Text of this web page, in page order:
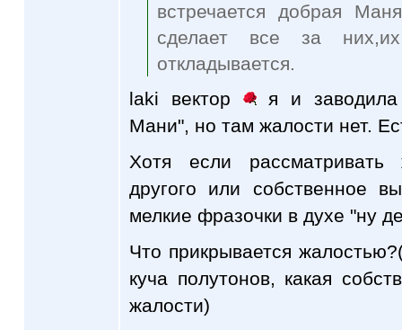
встречается добрая
сделает все за
откладывается.
laki вектор
я и заводила
Мани", но там жалости нет.
Хотя если рассматривать
другого или собственное
мелкие фразочки в духе "ну
Что прикрывается
куча полутонов, какая
жалости)